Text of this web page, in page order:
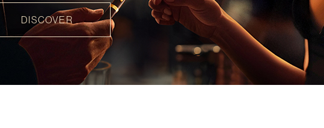
DISCOVER